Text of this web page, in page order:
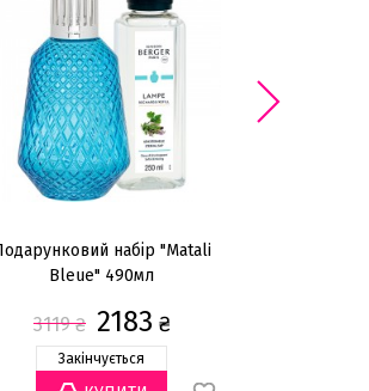
набір "Matali
Bleue" 490мл
3119₴ 2183 ₴
Закінчується